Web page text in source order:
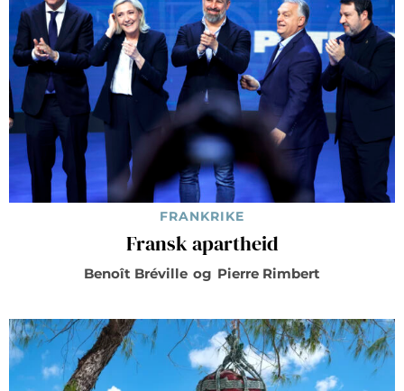
FRANKRIKE
Fransk apartheid
Benoît Bréville og Pierre Rimbert